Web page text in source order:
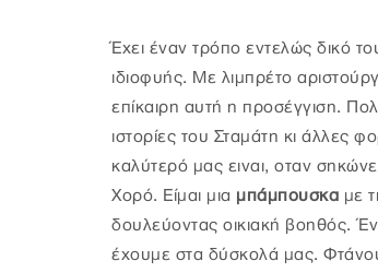
Έχει έναν τρόπο εντελώς δικό
ιδιοφυής. Με λιμπρέτο
επίκαιρη αυτή η προσέγγιση.
ιστορίες του Σταμάτη κι άλλες
καλύτερό μας ειναι, οταν
Χορό. Είμαι μια μπάμπουσκα με
δουλεύοντας οικιακή βοηθός.
έχουμε στα δύσκολά μας.